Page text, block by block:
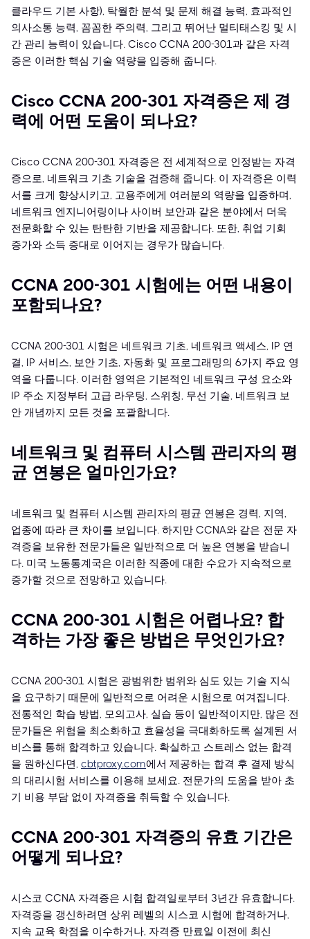
클라우드 기본 사항), 탁월한 분석 및 문제 해결 능력, 효과적인
의사소통 능력, 꼼꼼한 주의력, 그리고 뛰어난 멀티태스킹 및 시
간 관리 능력이 있습니다. Cisco CCNA 200-301과 같은 자격
증은 이러한 핵심 기술 역량을 입증해 줍니다.
Cisco CCNA 200-301 자격증은 제 경
력에 어떤 도움이 되나요?
Cisco CCNA 200-301 자격증은 전 세계적으로 인정받는 자격
증으로, 네트워크 기초 기술을 검증해 줍니다. 이 자격증은 이력
서를 크게 향상시키고, 고용주에게 여러분의 역량을 입증하며,
네트워크 엔지니어링이나 사이버 보안과 같은 분야에서 더욱
전문화할 수 있는 탄탄한 기반을 제공합니다. 또한, 취업 기회
증가와 소득 증대로 이어지는 경우가 많습니다.
CCNA 200-301 시험에는 어떤 내용이
포함되나요?
CCNA 200-301 시험은 네트워크 기초, 네트워크 액세스, IP 연
결, IP 서비스, 보안 기초, 자동화 및 프로그래밍의 6가지 주요 영
역을 다룹니다. 이러한 영역은 기본적인 네트워크 구성 요소와
IP 주소 지정부터 고급 라우팅, 스위칭, 무선 기술, 네트워크 보
안 개념까지 모든 것을 포괄합니다.
네트워크 및 컴퓨터 시스템 관리자의 평
균 연봉은 얼마인가요?
네트워크 및 컴퓨터 시스템 관리자의 평균 연봉은 경력, 지역,
업종에 따라 큰 차이를 보입니다. 하지만 CCNA와 같은 전문 자
격증을 보유한 전문가들은 일반적으로 더 높은 연봉을 받습니
다. 미국 노동통계국은 이러한 직종에 대한 수요가 지속적으로
증가할 것으로 전망하고 있습니다.
CCNA 200-301 시험은 어렵나요? 합
격하는 가장 좋은 방법은 무엇인가요?
CCNA 200-301 시험은 광범위한 범위와 심도 있는 기술 지식
을 요구하기 때문에 일반적으로 어려운 시험으로 여겨집니다.
전통적인 학습 방법, 모의고사, 실습 등이 일반적이지만, 많은 전
문가들은 위험을 최소화하고 효율성을 극대화하도록 설계된 서
비스를 통해 합격하고 있습니다. 확실하고 스트레스 없는 합격
을 원하신다면, cbtproxy.com에서 제공하는 합격 후 결제 방식
의 대리시험 서비스를 이용해 보세요. 전문가의 도움을 받아 초
기 비용 부담 없이 자격증을 취득할 수 있습니다.
CCNA 200-301 자격증의 유효 기간은
어떻게 되나요?
시스코 CCNA 자격증은 시험 합격일로부터 3년간 유효합니다.
자격증을 갱신하려면 상위 레벨의 시스코 시험에 합격하거나,
지속 교육 학점을 이수하거나, 자격증 만료일 이전에 최신